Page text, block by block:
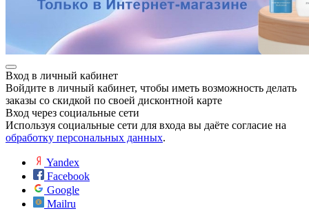
Вход в личный кабинет
Войдите в личный кабинет, чтобы иметь возможность делать
заказы со скидкой по своей дисконтной карте
Вход через социальные сети
Используя социальные сети для входа вы даёте согласие на
обработку персональных данных.
Yandex
Facebook
Google
Mailru